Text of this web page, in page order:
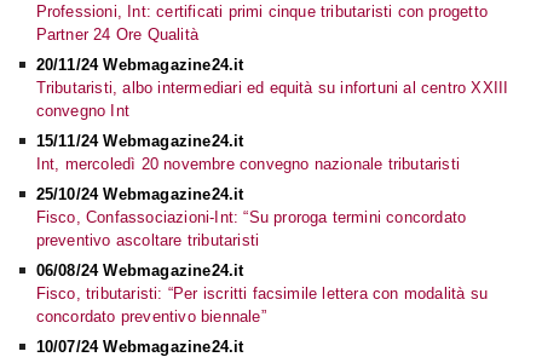
Professioni, Int: certificati primi cinque tributaristi con progetto
Partner 24 Ore Qualità
20/11/24 Webmagazine24.it
Tributaristi, albo intermediari ed equità su infortuni al centro XXIII
convegno Int
15/11/24 Webmagazine24.it
Int, mercoledì 20 novembre convegno nazionale tributaristi
25/10/24 Webmagazine24.it
Fisco, Confassociazioni-Int: “Su proroga termini concordato
preventivo ascoltare tributaristi
06/08/24 Webmagazine24.it
Fisco, tributaristi: “Per iscritti facsimile lettera con modalità su
concordato preventivo biennale”
10/07/24 Webmagazine24.it